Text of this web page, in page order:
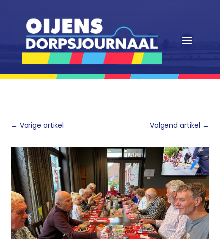
←Vorige artikel Volgend artikel →